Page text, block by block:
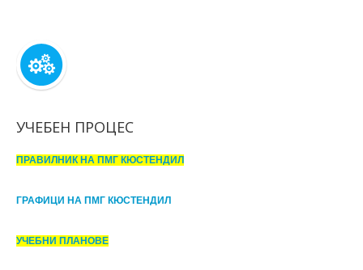
УЧЕБЕН ПРОЦЕС
ПРАВИЛНИК НА ПМГ КЮСТЕНДИЛ
ГРАФИЦИ НА ПМГ КЮСТЕНДИЛ
УЧЕБНИ ПЛАНОВЕ